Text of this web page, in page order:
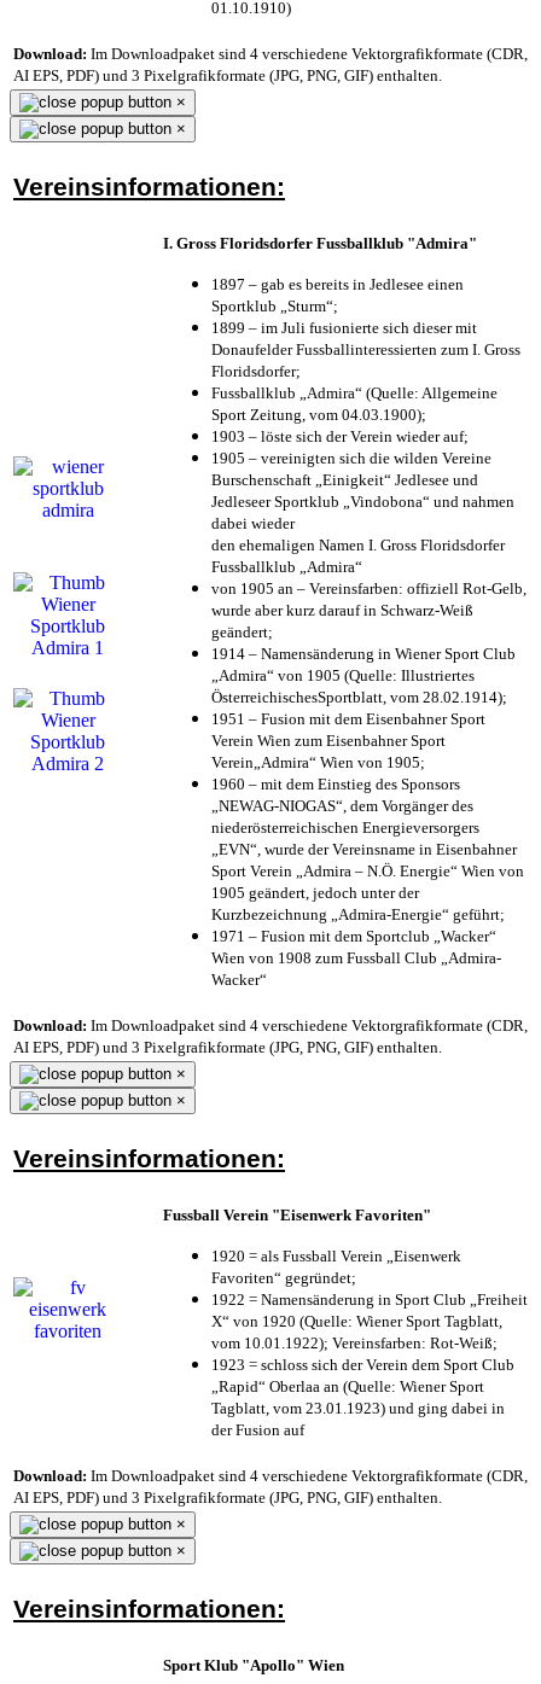
01.10.1910)
Download: Im Downloadpaket sind 4 verschiedene Vektorgrafikformate (CDR,
AI EPS, PDF) und 3 Pixelgrafikformate (JPG, PNG, GIF) enthalten.
×
×
Vereinsinformationen:
I. Gross Floridsdorfer Fussballklub "Admira"
1897 – gab es bereits in Jedlesee einen
Sportklub „Sturm“;
1899 – im Juli fusionierte sich dieser mit
Donaufelder Fussballinteressierten zum I. Gross
Floridsdorfer;
Fussballklub „Admira“ (Quelle: Allgemeine
Sport Zeitung, vom 04.03.1900);
1903 – löste sich der Verein wieder auf;
1905 – vereinigten sich die wilden Vereine
Burschenschaft „Einigkeit“ Jedlesee und
Jedleseer Sportklub „Vindobona“ und nahmen
dabei wieder
den ehemaligen Namen I. Gross Floridsdorfer
Fussballklub „Admira“
von 1905 an – Vereinsfarben: offiziell Rot-Gelb,
wurde aber kurz darauf in Schwarz-Weiß
geändert;
1914 – Namensänderung in Wiener Sport Club
„Admira“ von 1905 (Quelle: Illustriertes
ÖsterreichischesSportblatt, vom 28.02.1914);
1951 – Fusion mit dem Eisenbahner Sport
Verein Wien zum Eisenbahner Sport
Verein„Admira“ Wien von 1905;
1960 – mit dem Einstieg des Sponsors
„NEWAG-NIOGAS“, dem Vorgänger des
niederösterreichischen Energieversorgers
„EVN“, wurde der Vereinsname in Eisenbahner
Sport Verein „Admira – N.Ö. Energie“ Wien von
1905 geändert, jedoch unter der
Kurzbezeichnung „Admira-Energie“ geführt;
1971 – Fusion mit dem Sportclub „Wacker“
Wien von 1908 zum Fussball Club „Admira-
Wacker“
Download: Im Downloadpaket sind 4 verschiedene Vektorgrafikformate (CDR,
AI EPS, PDF) und 3 Pixelgrafikformate (JPG, PNG, GIF) enthalten.
×
×
Vereinsinformationen:
Fussball Verein "Eisenwerk Favoriten"
1920 = als Fussball Verein „Eisenwerk
Favoriten“ gegründet;
1922 = Namensänderung in Sport Club „Freiheit
X“ von 1920 (Quelle: Wiener Sport Tagblatt,
vom 10.01.1922); Vereinsfarben: Rot-Weiß;
1923 = schloss sich der Verein dem Sport Club
„Rapid“ Oberlaa an (Quelle: Wiener Sport
Tagblatt, vom 23.01.1923) und ging dabei in
der Fusion auf
Download: Im Downloadpaket sind 4 verschiedene Vektorgrafikformate (CDR,
AI EPS, PDF) und 3 Pixelgrafikformate (JPG, PNG, GIF) enthalten.
×
×
Vereinsinformationen:
Sport Klub "Apollo" Wien